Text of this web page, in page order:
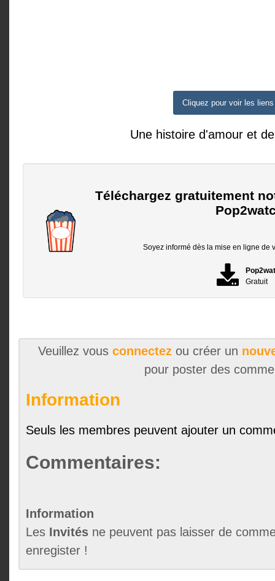
Cliquez pour voir les liens
Une histoire d'amour et
Téléchargez gratuitement
Soyez informé dès la mise en ligne de
Gratuit
Veuillez vous connectezou créer un
pour poster des
Information
Seuls les membres peuvent ajouter un
Commentaires:
Information
Les Invités ne peuvent pas laisser de
enregister !